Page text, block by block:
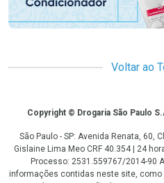
Voltar ao
CopyrightCopyright © Drogaria São Paulo
São Paulo - SP: Avenida Renata, 60,
Gislaine Lima Meo CRF 40.354 | 24
Processo: 2531.559767/2014-90
informações contidas neste site,